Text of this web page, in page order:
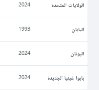
الولايات المتحدة 2024
اليابان 1993
اليونان 2024
بابوا غينيا الجديدة 2024